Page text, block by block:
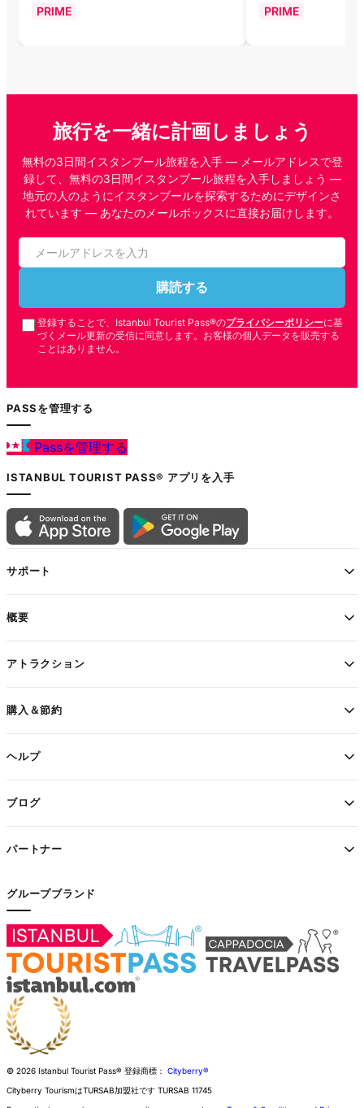
PRIME PRIME
旅行を一緒に計画しましょう
無料の3日間イスタンブール旅程を入手 — メールアドレスで登
録して、無料の3日間イスタンブール旅程を入手しましょう —
地元の人のようにイスタンブールを探索するためにデザインさ
れています — あなたのメールボックスに直接お届けします。
購読する
登録することで、Istanbul Tourist Pass®のプライバシーポリシーに基
づくメール更新の受信に同意します。お客様の個人データを販売する
ことはありません。
PASSを管理する
Passを管理する
ISTANBUL TOURIST PASS® アプリを入手
サポート
概要
アトラクション
購入＆節約
ヘルプ
ブログ
パートナー
グループブランド
© 2026 Istanbul Tourist Pass® 登録商標： Cityberry®
Cityberry TourismはTURSAB加盟社です TURSAB 11745